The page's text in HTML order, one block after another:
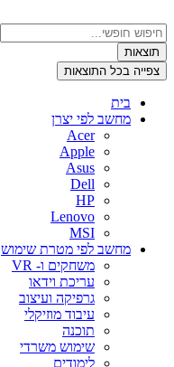
לתוכן
Search
...תוצאות
צפייה בכל התוצאות
בית
מחשב לפי יצרן
Acer
Apple
Asus
Dell
HP
Lenovo
MSI
מחשב לפי מטרת שימוש
משחקים ו- VR
עריכת וידאו
גרפיקה ועיצוב
עיבוד מוזיקלי
תוכנה
שימוש משרדי
לימודים